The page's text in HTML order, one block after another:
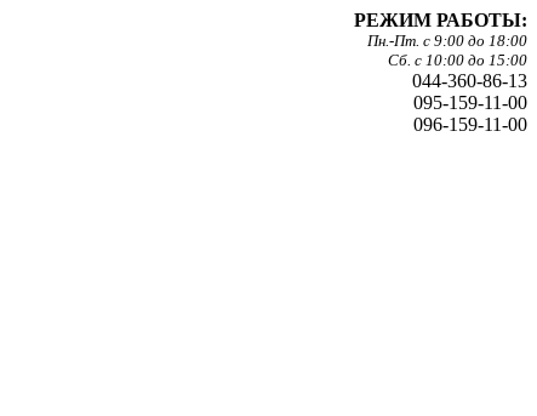
РЕЖИМ РАБОТЫ:
Пн.-Пт. с 9:00 до 18:00
Сб. с 10:00 до 15:00
044-360-86-13
095-159-11-00
096-159-11-00